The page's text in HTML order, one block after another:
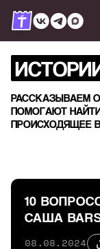
РАССКАЗЫВАЕМ
ПОМОГАЮТ
ПРОИСХОДЯЩЕЕ
10
САША
08.08.2024